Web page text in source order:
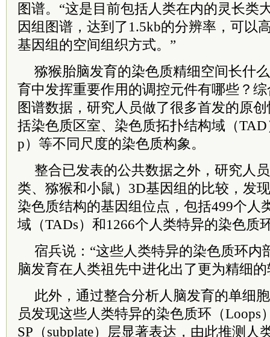
图谱。“这是目前包括人类在内的灵长类
因组图谱，达到了1.5kb的分辨率，可以
基因组的空间组织方式。”
猕猴胎脑发育的染色质精细空间长什
育中发挥重要作用的调控元件有哪些？
图谱数据，研究人员做了很多首发的原
括染色质区室、染色质拓扑结构域（
p）等不同尺度的染色质构象。
整合已发表的公共数据之外，研究人
类、猕猴和小鼠）3D基因组的比较，发
染色质结构的基因组位点，包括499个人
域（TADs）和1266个人类特异的染色质
宿兵说：“这些人类特异的染色质环内
脑发育在人类祖先中进化出了更为精细
此外，通过整合分析人脑发育的单细
员发现这些人类特异的染色质环（Loops
SP（subplate）层显著表达，由此推测人